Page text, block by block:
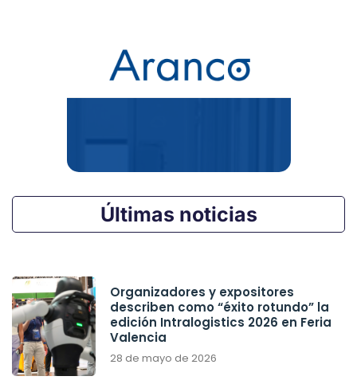
Últimas noticias
Organizadores y expositores
describen como “éxito rotundo” la
edición Intralogistics 2026 en Feria
Valencia
28 de mayo de 2026